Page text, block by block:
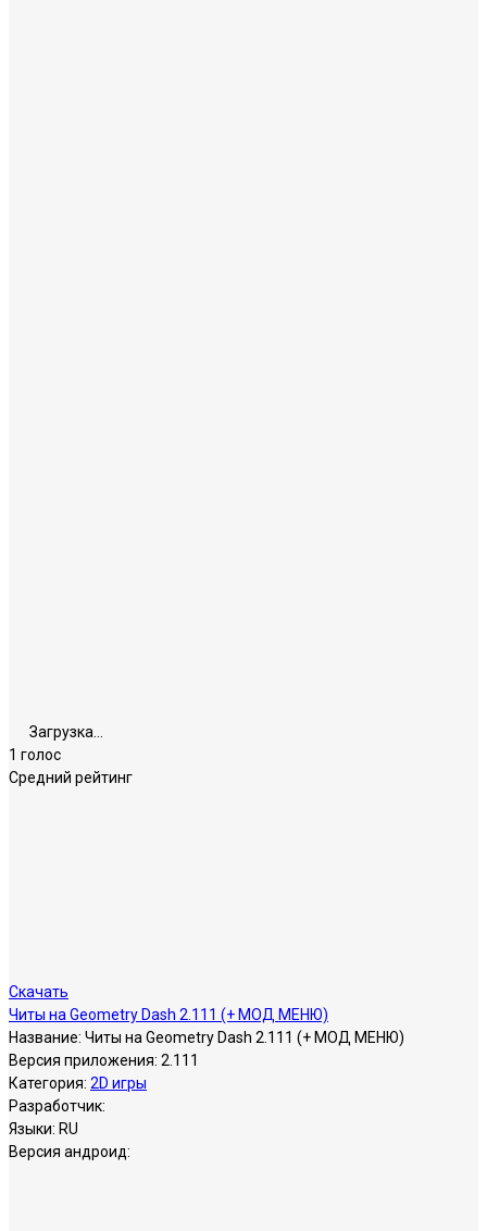
Загрузка...
1 голос
Средний рейтинг
Скачать
Читы на Geometry Dash 2.111 (+ МОД МЕНЮ)
Название: Читы на Geometry Dash 2.111 (+ МОД МЕНЮ)
Версия приложения: 2.111
Категория: 2D игры
Разработчик:
Языки: RU
Версия андроид: